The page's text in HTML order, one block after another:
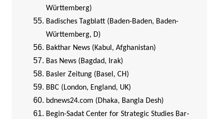
Württemberg)
Badisches Tagblatt (Baden-Baden, Baden-
Württemberg, D)
Bakthar News (Kabul, Afghanistan)
Bas News (Bagdad, Irak)
Basler Zeitung (Basel, CH)
BBC (London, England, UK)
bdnews24.com (Dhaka, Bangla Desh)
Begin-Sadat Center for Strategic Studies Bar-